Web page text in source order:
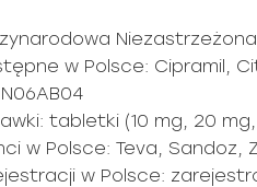
w Polsce: Cipramil,
tabletki (10 mg, 20
w Polsce: Teva, Sandoz,
w Polsce: